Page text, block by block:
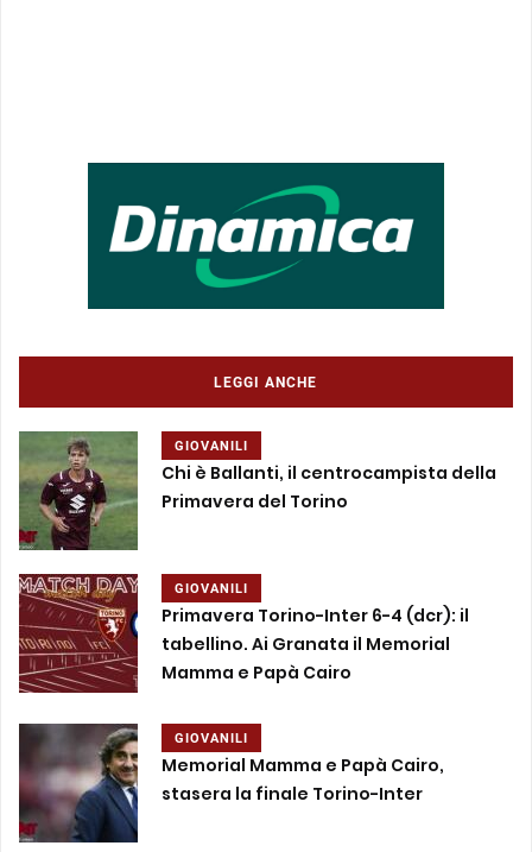
LEGGI ANCHE
GIOVANILI
Chi è Ballanti, il centrocampista della
Primavera del Torino
GIOVANILI
Primavera Torino-Inter 6-4 (dcr): il
tabellino. Ai Granata il Memorial
Mamma e Papà Cairo
GIOVANILI
Memorial Mamma e Papà Cairo,
stasera la finale Torino-Inter